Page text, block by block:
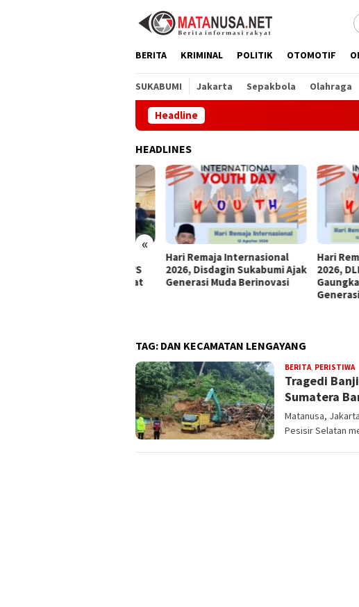
BERITA KRIMINAL POLITIK OTOMOTIF
SUKABUMI Jakarta Sepakbola Olahraga
Headline
HEADLINES
«
Hari Remaja Internasional
2026, Disdagin Sukabumi Ajak
Generasi Muda Berinovasi
Hari Remaja
2026, DLH
Gaungkan
Generasi Hijau
TAG: DAN KECAMATAN LENGAYANG
BERITA, PERISTIWAR
Tragedi
Sumatera
Matanusa,
Pesisir Selatan